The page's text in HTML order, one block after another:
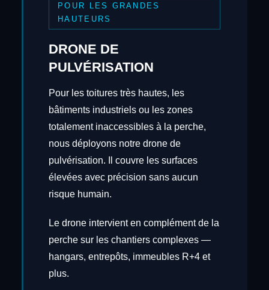
POUR LES GRANDES
HAUTEURS
DRONE DE
PULVÉRISATION
Pour les toitures très hautes, les
bâtiments industriels ou les zones
totalement inaccessibles à la perche,
nous déployons notre drone de
pulvérisation. Il couvre les surfaces
élevées avec précision sans aucun
risque humain.
Le drone intervient en complément de la
perche sur les chantiers complexes —
hangars, entrepôts, immeubles R+4 et
plus.